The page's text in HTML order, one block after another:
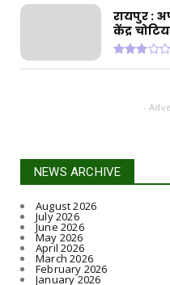
रायपुर :
केंद्र
-
NEWS ARCHIVE
August 2026
July 2026
June 2026
May 2026
April 2026
March 2026
February 2026
January 2026